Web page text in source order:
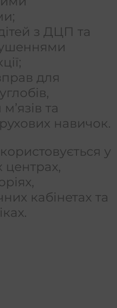
дітей з ДЦП та
для
та
навичок.
у
центрах,
кабінетах та